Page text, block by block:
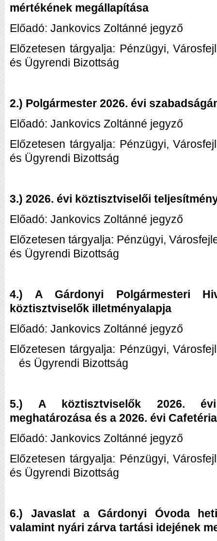
mértékének megállapítása
Előadó: Jankovics Zoltánné jegyző
Előzetesen tárgyalja: Pénzügyi,
és Ügyrendi Bizottság
2.) Polgármester 2026. évi
Előadó: Jankovics Zoltánné jegyző
Előzetesen tárgyalja: Pénzügyi,
és Ügyrendi Bizottság
3.) 2026. évi köztisztviselői
Előadó: Jankovics Zoltánné jegyző
Előzetesen tárgyalja: Pénzügyi,
és Ügyrendi Bizottság
4.) A Gárdonyi Polgármesteri
köztisztviselők illetményalapja
Előadó: Jankovics Zoltánné jegyző
Előzetesen tárgyalja: Pénzügyi,
és Ügyrendi Bizottság
5.) A köztisztviselők 2026. évi
meghatározása és a 2026. évi
Előadó: Jankovics Zoltánné jegyző
Előzetesen tárgyalja: Pénzügyi,
és Ügyrendi Bizottság
6.) Javaslat a Gárdonyi Óvoda
valamint nyári zárva tartási idejének